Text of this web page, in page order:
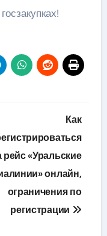
Как
рейс «Уральские
онлайн,
ограничения по
регистрации